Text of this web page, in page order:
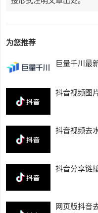
为您推荐
巨量千川最
抖音视频图
抖音视频去
抖音分享链
网页版抖音